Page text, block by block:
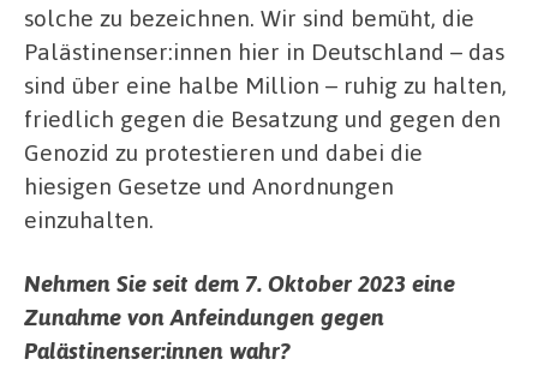
solche zu bezeichnen. Wir sind bemüht, die
Palästinenser:innen hier in Deutschland – das
sind über eine halbe Million – ruhig zu halten,
friedlich gegen die Besatzung und gegen den
Genozid zu protestieren und dabei die
hiesigen Gesetze und Anordnungen
einzuhalten.
Nehmen Sie seit dem 7. Oktober 2023 eine
Zunahme von Anfeindungen gegen
Palästinenser:innen wahr?